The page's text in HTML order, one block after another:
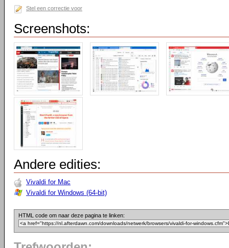
Stel een correctie voor
Screenshots:
Andere edities:
Vivaldi for Mac
Vivaldi for Windows (64-bit)
HTML code om naar deze pagina te linken: